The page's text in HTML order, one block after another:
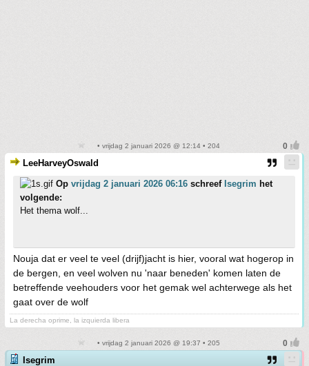
• vrijdag 2 januari 2026 @ 12:14 • 204
LeeHarveyOswald
Op vrijdag 2 januari 2026 06:16 schreef Isegrim het
volgende:
Het thema wolf...
Nouja dat er veel te veel (drijf)jacht is hier, vooral wat hogerop in
de bergen, en veel wolven nu 'naar beneden' komen laten de
betreffende veehouders voor het gemak wel achterwege als het
gaat over de wolf
La derecha oprime, la izquierda libera
• vrijdag 2 januari 2026 @ 19:37 • 205
Isegrim